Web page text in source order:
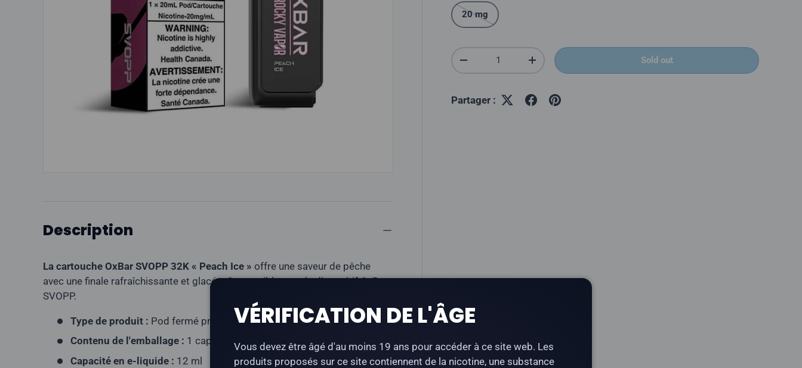
20 mg
Quantité
Réduire la quantitéAugmenter la quantité Sold out
Partager :
Description
La cartouche OxBar SVOPP 32K « Peach Ice » offre une saveur de pêche
avec une finale rafraîchissante et glacée. Compatible avec le dispositif OxBar
SVOPP.
Type de produit : Pod fermé prérempli
Contenu de l'emballage : 1 capsule
Capacité en e-liquide : 12 ml
VÉRIFICATION DE L'ÂGE
Vous devez être âgé d'au moins 19 ans pour accéder à ce site web. Les
produits proposés sur ce site contiennent de la nicotine, une substance